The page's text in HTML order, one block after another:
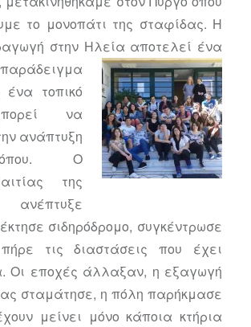
το μονοπάτι της σταφίδας. Η
στην Ηλεία αποτελεί ένα
τοπικό
να
ανάπτυξη
Ο
της
σιδηρόδρομο, συγκέντρωσε
τις διαστάσεις που έχει
Οι εποχές άλλαξαν, η εξαγωγή
σταμάτησε, η πόλη παρήκμασε
μείνει μόνο κάποια κτήρια